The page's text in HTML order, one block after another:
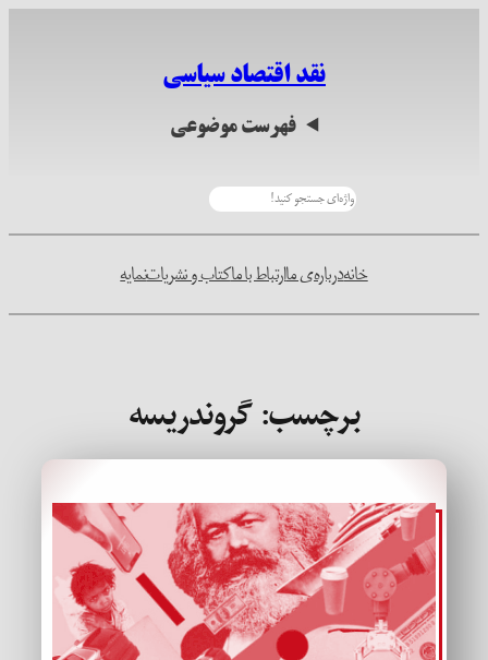
نقد اقتصاد سیاسی
فهرست موضوعی
خانهدرباره‌ی ماارتباط با ماکتاب و نشریاتنمایه
برچسب:گروندریسه